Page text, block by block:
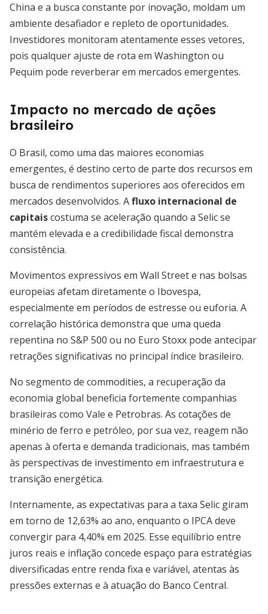
China e a busca constante por inovação, moldam um
ambiente desafiador e repleto de oportunidades.
Investidores monitoram atentamente esses vetores,
pois qualquer ajuste de rota em Washington ou
Pequim pode reverberar em mercados emergentes.
Impacto no mercado de ações
brasileiro
O Brasil, como uma das maiores economias
emergentes, é destino certo de parte dos recursos em
busca de rendimentos superiores aos oferecidos em
mercados desenvolvidos. Afluxo internacional de
capitaiscostuma se aceleração quando a Selic se
mantém elevada e a credibilidade fiscal demonstra
consistência.
Movimentos expressivos em Wall Street e nas bolsas
europeias afetam diretamente o Ibovespa,
especialmente em períodos de estresse ou euforia. A
correlação histórica demonstra que uma queda
repentina no S&P 500 ou no Euro Stoxx pode antecipar
retrações significativas no principal índice brasileiro.
No segmento de commodities, a recuperação da
economia global beneficia fortemente companhias
brasileiras como Vale e Petrobras. As cotações de
minério de ferro e petróleo, por sua vez, reagem não
apenas à oferta e demanda tradicionais, mas também
às perspectivas de investimento em infraestrutura e
transição energética.
Internamente, as expectativas para a taxa Selic giram
em torno de 12,63% ao ano, enquanto o IPCA deve
convergir para 4,40% em 2025. Esse equilíbrio entre
juros reais e inflação concede espaço para estratégias
diversificadas entre renda fixa e variável, atentas às
pressões externas e à atuação do Banco Central.